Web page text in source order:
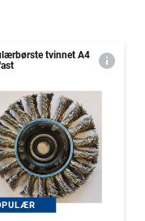
tvinnet A4